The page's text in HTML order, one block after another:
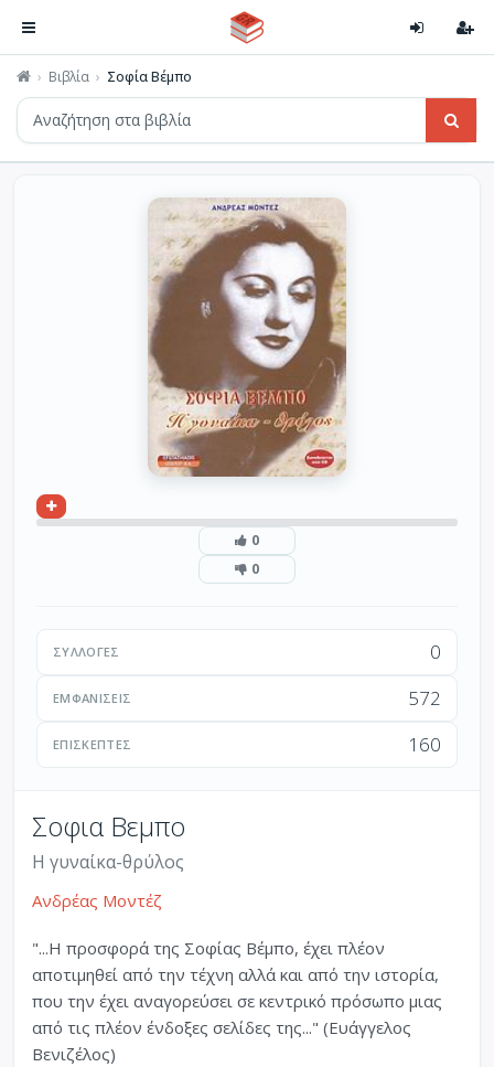
Βιβλία Σοφία Βέμπο
0
0
ΣΥΛΛΟΓΈΣ 0
ΕΜΦΑΝΊΣΕΙΣ 572
ΕΠΙΣΚΈΠΤΕΣ 160
Σοφια Βεμπο
Η γυναίκα-θρύλος
Ανδρέας Μοντέζ
"...Η προσφορά της Σοφίας Βέμπο, έχει πλέον
αποτιμηθεί από την τέχνη αλλά και από την ιστορία,
που την έχει αναγορεύσει σε κεντρικό πρόσωπο μιας
από τις πλέον ένδοξες σελίδες της..." (Ευάγγελος
Βενιζέλος)